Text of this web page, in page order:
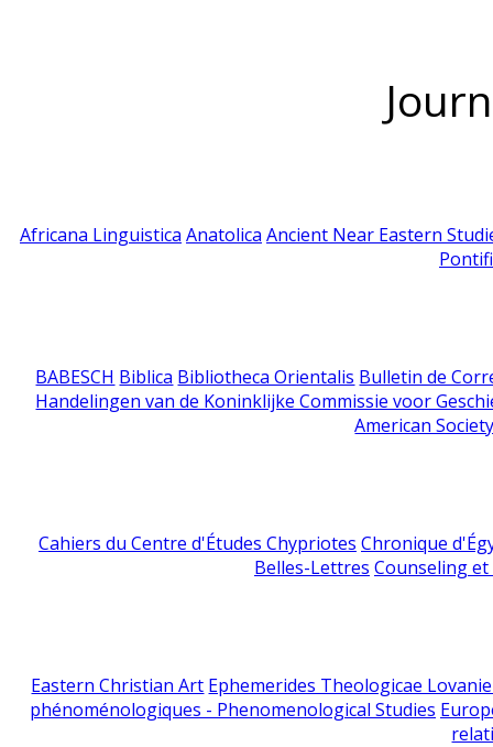
Africana Linguistica Anatolica Ancient Near Eastern
BABESCH Biblica Bibliotheca Orientalis Bulletin de
Handelingen van de Koninklijke Commissie voor
American
Cahiers du Centre d'Études Chypriotes Chronique
Belles-Lettres Counseling
Eastern Christian Art Ephemerides Theologicae
phénoménologiques - Phenomenological Studies